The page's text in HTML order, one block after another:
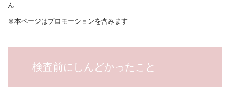
ん
※本ページはプロモーションを含みます
検査前にしんどかったこと